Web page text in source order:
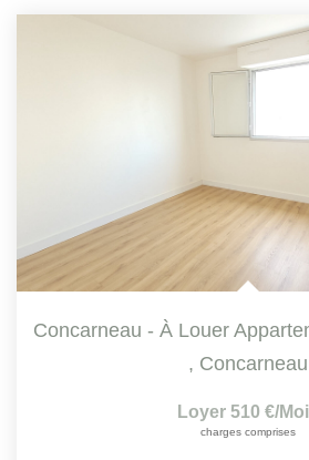
, Concarneau
Loyer 510 €/
charges comprises